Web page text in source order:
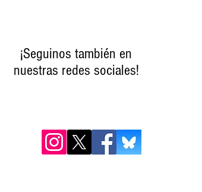
¡Seguinos también en
nuestras redes sociales!